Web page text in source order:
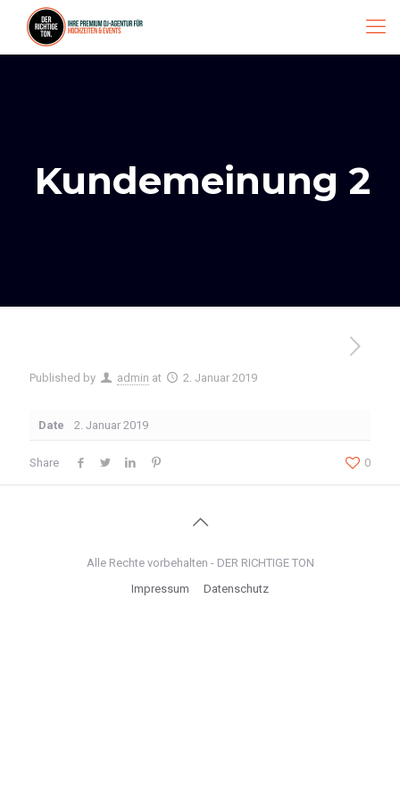
Kundemeinung 2
Published by admin at 2. Januar 2019
Date 2. Januar 2019
Share 0
Alle Rechte vorbehalten - DER RICHTIGE TON
Impressum
Datenschutz